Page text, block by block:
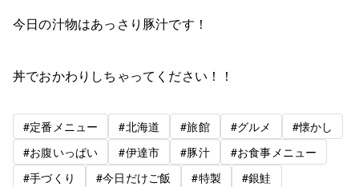
今日の汁物はあっさり豚汁です！
丼でおかわりしちゃってください！！
#定番メニュー #北海道 #旅館 #グルメ
#懐かし
#お腹いっぱい
#伊達市 #豚汁
#お食事メニュー
#手づくり
#今日だけご飯 #特製
#銀鮭